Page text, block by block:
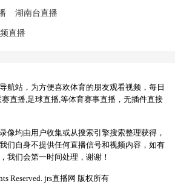
湖南台直播
直播
航站，为方便喜欢体育的朋友观看视频，每日
直播,足球直播,等体育赛事直播，无插件直接
像均由用户收集或从搜索引擎搜索整理获得，
们自身不提供任何直播信号和视频内容，如有
我们会第一时间处理，谢谢！
Reserved. jrs直播网 版权所有